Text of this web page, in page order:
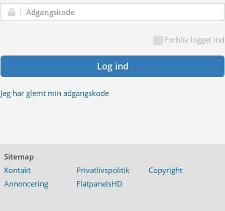
Adgangskode:
Forbliv logget ind
Log ind
Jeg har glemt min adgangskode
Sitemap
Kontakt
Privatlivspolitik
Copyright
Annoncering
FlatpanelsHD